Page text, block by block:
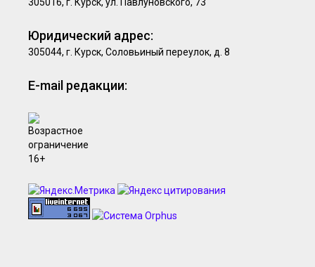
Юридический адрес:
305044, г. Курск, Соловьиный переулок, д. 8
E-mail редакции: